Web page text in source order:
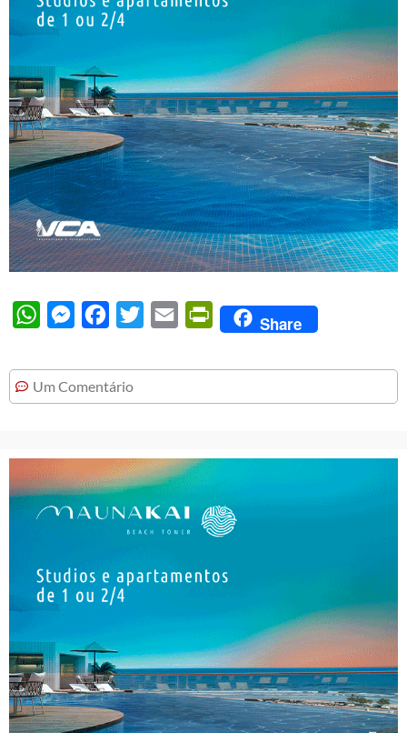
WhatsAppMessengerFacebook
Twitter Email PrintFriendly
Share
Um Comentário